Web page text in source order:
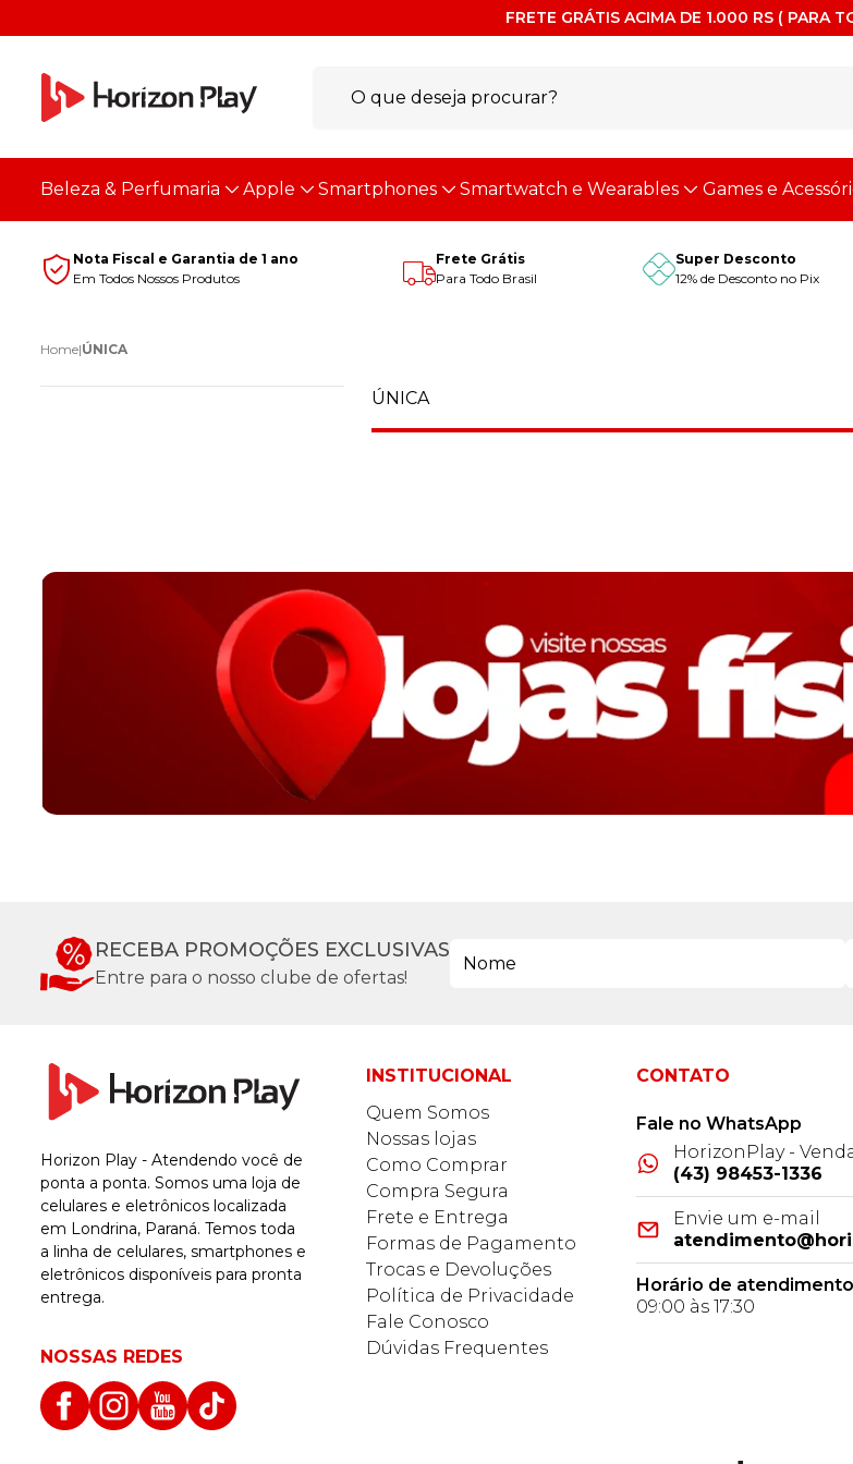
FRETE GRÁTIS ACIMA DE 1.000 RS ( PARA
Beleza & Perfumaria Apple Smartphones Smartwatch e Wearables Games e
Nota Fiscal e Garantia de 1 ano
Em Todos Nossos Produtos
Frete Grátis
Para Todo Brasil
Super Desconto
12% de Desconto no Pix
Home|ÚNICA
ÚNICA
RECEBA PROMOÇÕES EXCLUSIVAS
Entre para o nosso clube de ofertas!
Horizon Play - Atendendo você de
ponta a ponta. Somos uma loja de
celulares e eletrônicos localizada
em Londrina, Paraná. Temos toda
a linha de celulares, smartphones e
eletrônicos disponíveis para pronta
entrega.
NOSSAS REDES
INSTITUCIONAL
Quem Somos
Nossas lojas
Como Comprar
Compra Segura
Frete e Entrega
Formas de Pagamento
Trocas e Devoluções
Política de Privacidade
Fale Conosco
Dúvidas Frequentes
CONTATO
Fale no WhatsApp
HorizonPlay -
(43) 98453-1336
Envie um e-mail
Horário de atendimento
09:00 às 17:30